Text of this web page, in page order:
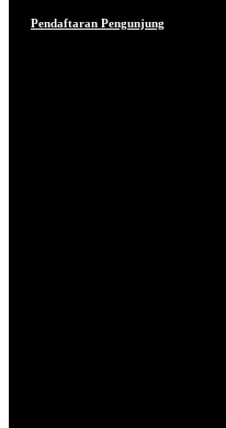
Pendaftaran Pengunjung